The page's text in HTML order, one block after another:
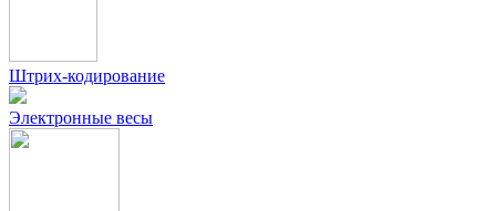
Штрих-кодирование
Электронные весы